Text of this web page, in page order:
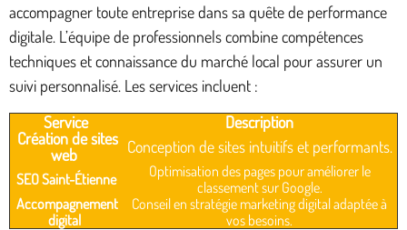
accompagner toute entreprise dans sa quête de performance
digitale. L’équipe de professionnels combine compétences
techniques et connaissance du marché local pour assurer un
suivi personnalisé. Les services incluent :
Service
Description
Création de sites
web
Conception de sites intuitifs et performants.
SEO Saint-Étienne
Optimisation des pages pour améliorer le
classement sur Google.
Accompagnement
digital
Conseil en stratégie marketing digital adaptée à
vos besoins.